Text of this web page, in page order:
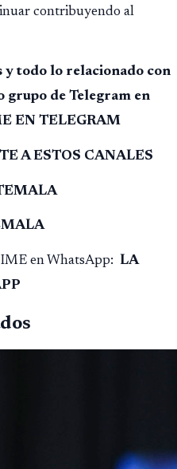
contribuyendo al
y todo lo relacionado con
grupo de Telegram en
EN TELEGRAM
A ESTOS CANALES
en WhatsApp: LA